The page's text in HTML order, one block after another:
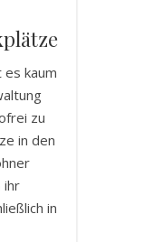
kaum
zu
in den
ihr
in